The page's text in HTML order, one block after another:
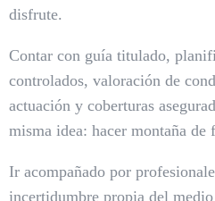
disfrute.
Contar con guía titulado,
controlados, valoración de
actuación y coberturas
misma idea: hacer montaña de
Ir acompañado por
incertidumbre propia del